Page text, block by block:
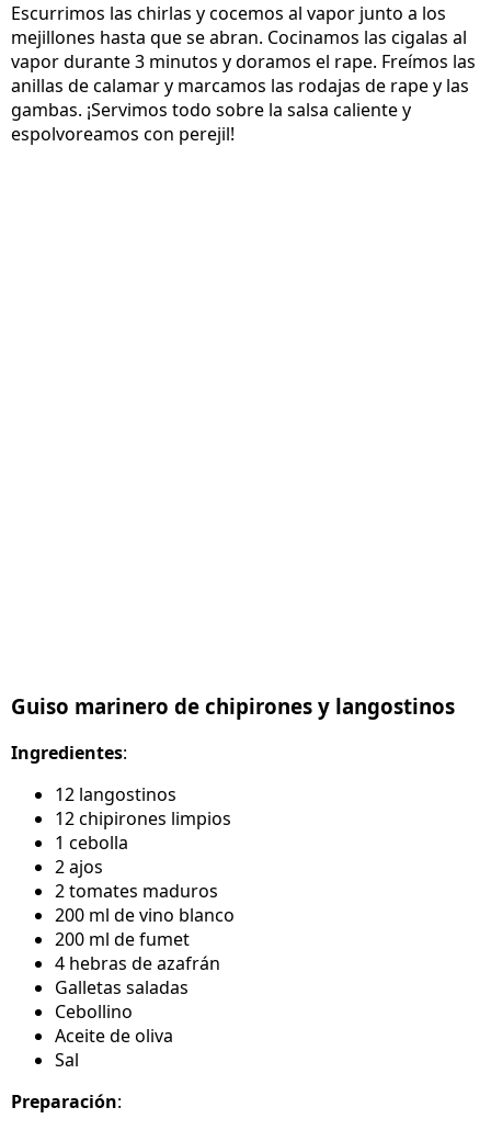
Escurrimos las chirlas y cocemos al vapor junto a los
mejillones hasta que se abran. Cocinamos las cigalas al
vapor durante 3 minutos y doramos el rape. Freímos las
anillas de calamar y marcamos las rodajas de rape y las
gambas. ¡Servimos todo sobre la salsa caliente y
espolvoreamos con perejil!
Guiso marinero de chipirones y langostinos
Ingredientes:
12 langostinos
12 chipirones limpios
1 cebolla
2 ajos
2 tomates maduros
200 ml de vino blanco
200 ml de fumet
4 hebras de azafrán
Galletas saladas
Cebollino
Aceite de oliva
Sal
Preparación: